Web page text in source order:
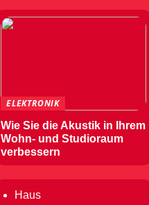
ELEKTRONIK
Wie Sie die Akustik in Ihrem
Wohn- und Studioraum
verbessern
Haus